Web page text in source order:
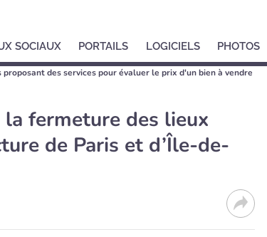
SOCIAUX PORTAILS LOGICIELS PHOTOS
des services pour évaluer le prix d'un bien à vendre
fermeture des lieux
de Paris et d’Île-de-